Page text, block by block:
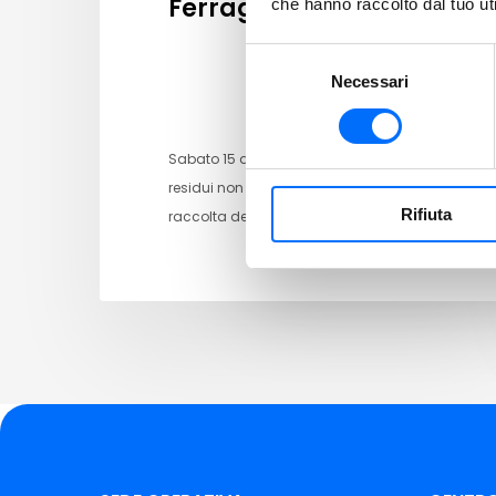
che hanno raccolto dal tuo
Necessari
Rifiuta
Ferragosto
Sabato 15 agosto la raccolta dei rifiuti
residui non verrà effettuata. La
raccolta dell’umido si…